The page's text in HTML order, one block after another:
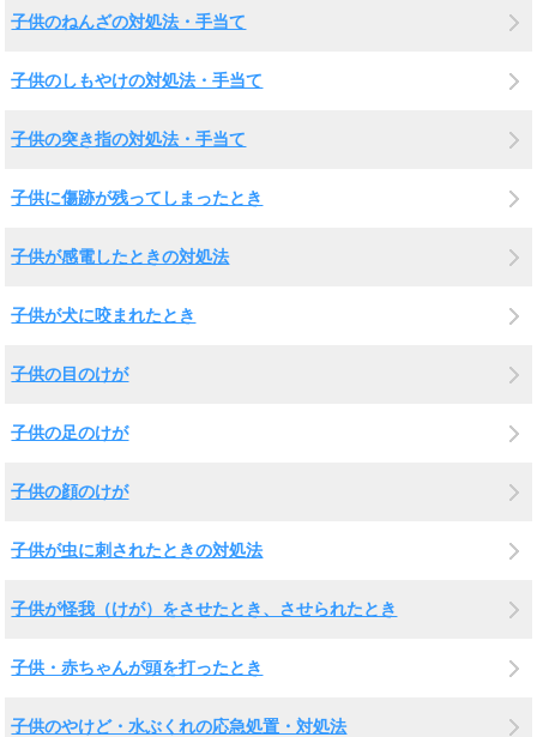
子供のねんざの対処法・手当て
子供のしもやけの対処法・手当て
子供の突き指の対処法・手当て
子供に傷跡が残ってしまったとき
子供が感電したときの対処法
子供が犬に咬まれたとき
子供の目のけが
子供の足のけが
子供の顔のけが
子供が虫に刺されたときの対処法
子供が怪我（けが）をさせたとき、させられたとき
子供・赤ちゃんが頭を打ったとき
子供のやけど・水ぶくれの応急処置・対処法